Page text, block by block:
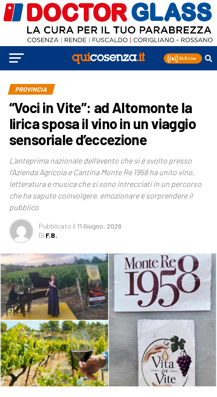
PROVINCIA
“Voci in Vite”: ad Altomonte la
lirica sposa il vino in un viaggio
sensoriale d’eccezione
L’anteprima nazionale dell’evento che si è svolto presso
l’Azienda Agricola e Cantina Monte Re 1958 ha unito vino,
letteratura e musica che si sono intrecciati in un percorso
che ha saputo coinvolgere, emozionare e sorprendere il
pubblico
Pubblicato il 11 Giugno, 2026
Di F.B.